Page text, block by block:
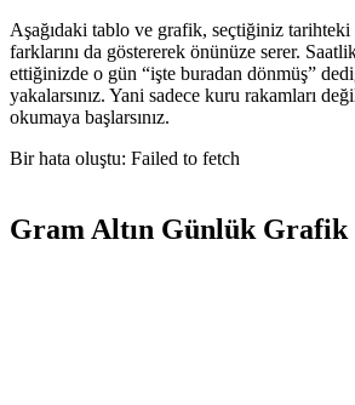
Aşağıdaki tablo ve grafik, seçtiğiniz tarihteki
farklarını da göstererek önünüze serer.
ettiğinizde o gün “işte buradan dönmüş”
yakalarsınız. Yani sadece kuru rakamları
okumaya başlarsınız.
Bir hata oluştu: Failed to fetch
Gram Altın Günlük Grafik